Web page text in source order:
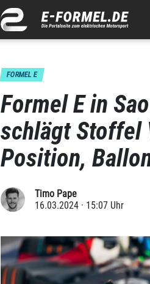
FORMEL E
Formel E in
schlägt Stoffel
Position,
Timo Pape
16.03.2024 · 15:07 Uhr